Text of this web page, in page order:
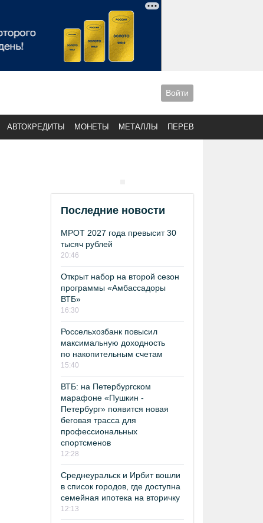
Войти
АВТОКРЕДИТЫ МОНЕТЫ МЕТАЛЛЫ ПЕРЕВОДЫ
Последние новости
МРОТ 2027 года превысит 30
тысяч рублей
20:46
Открыт набор на второй сезон
программы «Амбассадоры
ВТБ»
16:30
Россельхозбанк повысил
максимальную доходность
по накопительным счетам
15:40
ВТБ: на Петербургском
марафоне «Пушкин -
Петербург» появится новая
беговая трасса для
профессиональных
спортсменов
12:28
Среднеуральск и Ирбит вошли
в список городов, где доступна
семейная ипотека на вторичку
12:13